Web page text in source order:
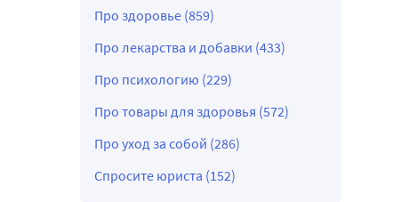
Про здоровье (859)
Про лекарства и добавки (433)
Про психологию (229)
Про товары для здоровья (572)
Про уход за собой (286)
Спросите юриста (152)